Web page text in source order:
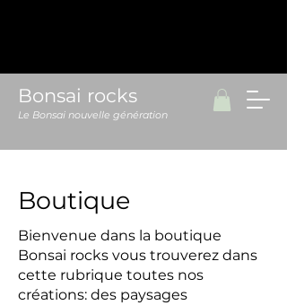
Bonsai rocks
Le Bonsai nouvelle génération
Boutique
Bienvenue dans la boutique
Bonsai rocks vous trouverez dans
cette rubrique toutes nos
créations: des paysages